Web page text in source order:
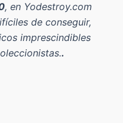
, en Yodestroy.com
de conseguir,
imprescindibles
.